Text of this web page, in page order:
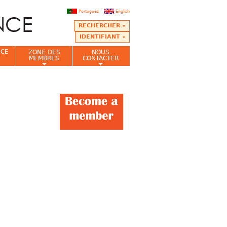
English
Português
RECHERCHER
IDENTIFIANT
ZONE DES
MEMBRES
NOUS
CONTACTER